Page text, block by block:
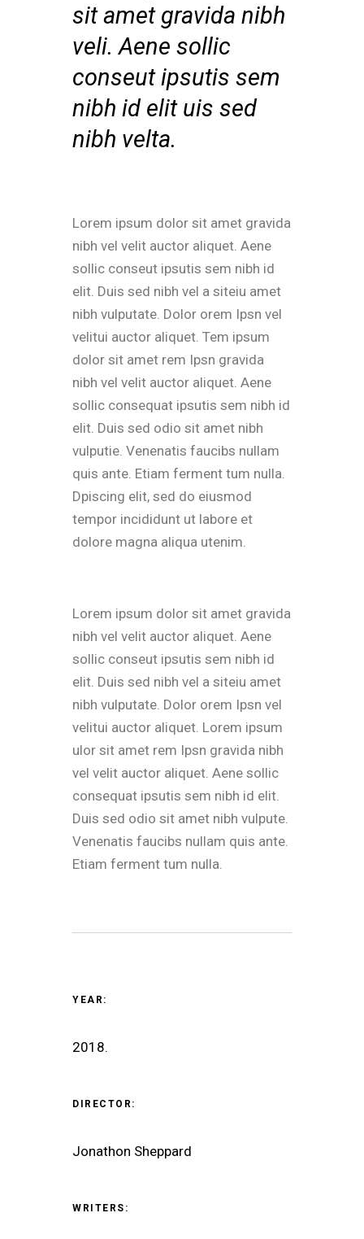
sit amet gravida nibh
veli. Aene sollic
conseut ipsutis sem
nibh id elit uis sed
nibh velta.
Lorem ipsum dolor sit amet gravida
nibh vel velit auctor aliquet. Aene
sollic conseut ipsutis sem nibh id
elit. Duis sed nibh vel a siteiu amet
nibh vulputate. Dolor orem Ipsn vel
velitui auctor aliquet. Tem ipsum
dolor sit amet rem Ipsn gravida
nibh vel velit auctor aliquet. Aene
sollic consequat ipsutis sem nibh id
elit. Duis sed odio sit amet nibh
vulputie. Venenatis faucibs nullam
quis ante. Etiam ferment tum nulla.
Dpiscing elit, sed do eiusmod
tempor incididunt ut labore et
dolore magna aliqua utenim.
Lorem ipsum dolor sit amet gravida
nibh vel velit auctor aliquet. Aene
sollic conseut ipsutis sem nibh id
elit. Duis sed nibh vel a siteiu amet
nibh vulputate. Dolor orem Ipsn vel
velitui auctor aliquet. Lorem ipsum
ulor sit amet rem Ipsn gravida nibh
vel velit auctor aliquet. Aene sollic
consequat ipsutis sem nibh id elit.
Duis sed odio sit amet nibh vulpute.
Venenatis faucibs nullam quis ante.
Etiam ferment tum nulla.
YEAR:
2018.
DIRECTOR:
Jonathon Sheppard
WRITERS: